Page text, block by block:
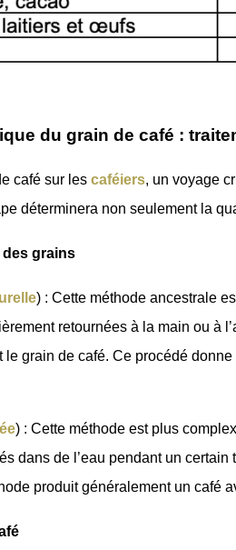
du grain de café :
café sur les caféiers, un voyage
déterminera non seulement la
des grains
) : Cette méthode ancestrale
retournées à la main ou à
grain de café. Ce procédé
) : Cette méthode est plus
dans de l’eau pendant un
produit généralement un café